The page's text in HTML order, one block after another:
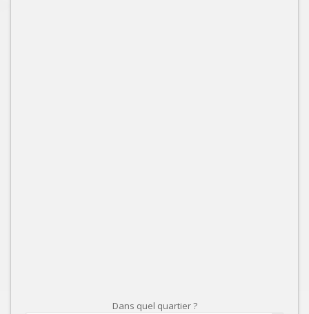
Dans quel quartier ?